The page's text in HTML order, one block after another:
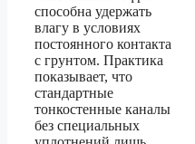
способна удержать
влагу в условиях
постоянного контакта
с грунтом. Практика
показывает, что
стандартные
тонкостенные каналы
без специальных